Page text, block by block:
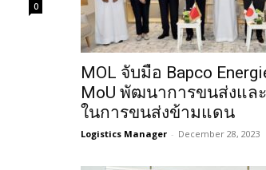
0
MOL จับมือ Bapco
MoU พัฒนาการขนส่งแล
ในการขนส่งข้ามแดน
Logistics Manager - December 28, 2023